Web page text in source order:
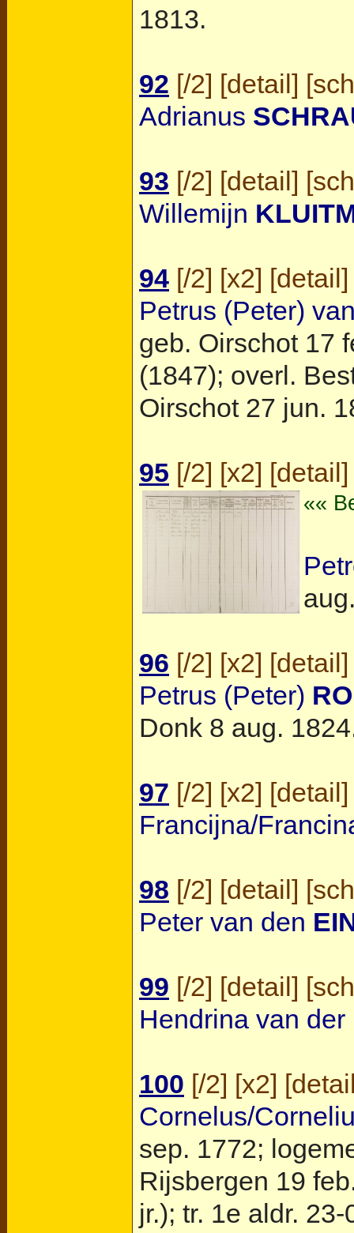
1813.
92 [/2] [detail] [
Adrianus
93 [/2] [detail] [
Willemijn
94 [/2] [x2] [detail]
Petrus (Peter)
geb. Oirschot17
(1847); overl.
Oirschot27 jun.
95 [/2] [x2] [detail]
««
96 [/2] [x2] [detail]
Petrus (Peter)
Donk 8 aug.
97 [/2] [x2] [detail]
Francijna/
98 [/2] [detail] [
Peter van den
99 [/2] [detail] [
Hendrina van der
100 [/2] [x2] [
Cornelus/
sep. 1772;
Rijsbergen 19
jr.); tr. 1e aldr.